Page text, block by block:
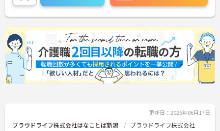
更新日：2026年06月17日
プラウドライフ株式会社はなことば新潟 プラウドライフ株式会社